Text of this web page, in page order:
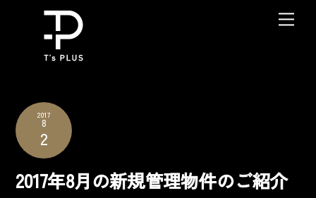
content
2017
8
2
2017年8月の新規管理物件のご紹介